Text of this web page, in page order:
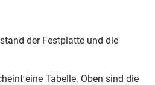
der Festplatte und die
eine Tabelle. Oben sind die